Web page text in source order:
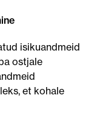
isikuandmeid
ostjale
et kohale